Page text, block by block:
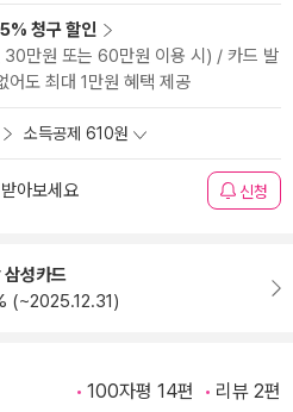
청구 할인
30만원 또는 60만원 이용 시) / 카드 발
어도 최대 1만원 혜택 제공
소득공제 610원
아보세요 신청
성카드
(~2025.12.31)
100자평 14편 리뷰 2편